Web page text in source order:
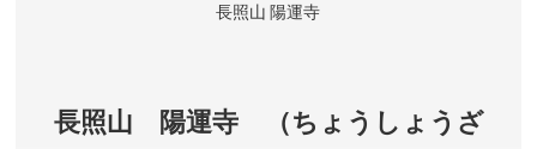
開園時間／9:00～17:00(入園は16:30まで)
東京メトロ丸の内線・南北線 後楽園駅より徒歩約6分。
長照山 陽運寺
長照山 陽運寺 （ちょうしょうざ